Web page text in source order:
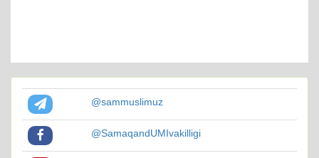
@sammuslimuz
@SamaqandUMIvakilligi